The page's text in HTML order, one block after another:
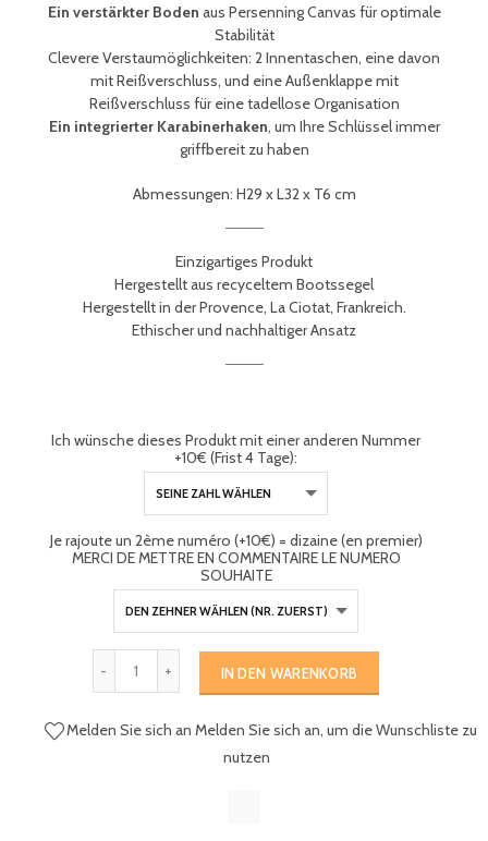
Ein verstärkter Boden aus Persenning Canvas für optimale
Stabilität
Clevere Verstaumöglichkeiten: 2 Innentaschen, eine davon
mit Reißverschluss, und eine Außenklappe mit
Reißverschluss für eine tadellose Organisation
Ein integrierter Karabinerhaken, um Ihre Schlüssel immer
griffbereit zu haben
Abmessungen: H29 x L32 x T6 cm
Einzigartiges Produkt
Hergestellt aus recyceltem Bootssegel
Hergestellt in der Provence, La Ciotat, Frankreich.
Ethischer und nachhaltiger Ansatz
Ich wünsche dieses Produkt mit einer anderen Nummer
+10€ (Frist 4 Tage):
Je rajoute un 2ème numéro (+10€) = dizaine (en premier)
MERCI DE METTRE EN COMMENTAIRE LE NUMERO
SOUHAITE
IN DEN WARENKORB
Melden Sie sich an Melden Sie sich an, um die Wunschliste zu
nutzen